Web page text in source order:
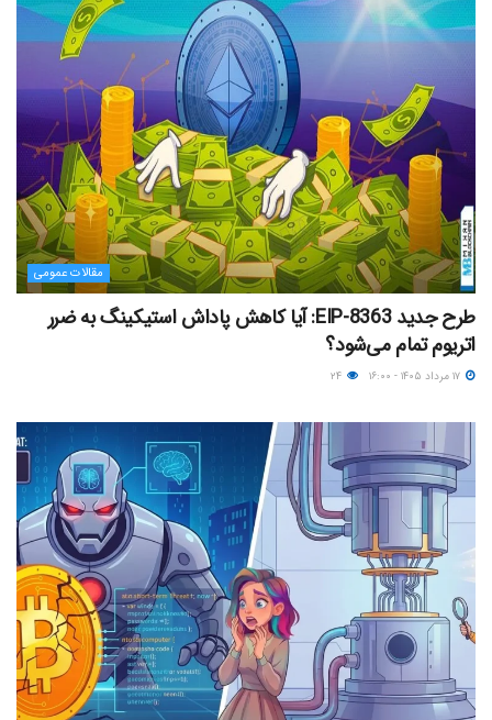
مقالات عمومی
طرح جدید EIP-8363: آیا کاهش پاداش استیکینگ به ضرر
اتریوم تمام می‌شود؟